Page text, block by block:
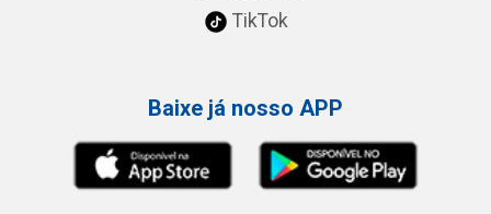
TikTok
Baixe já nosso APP